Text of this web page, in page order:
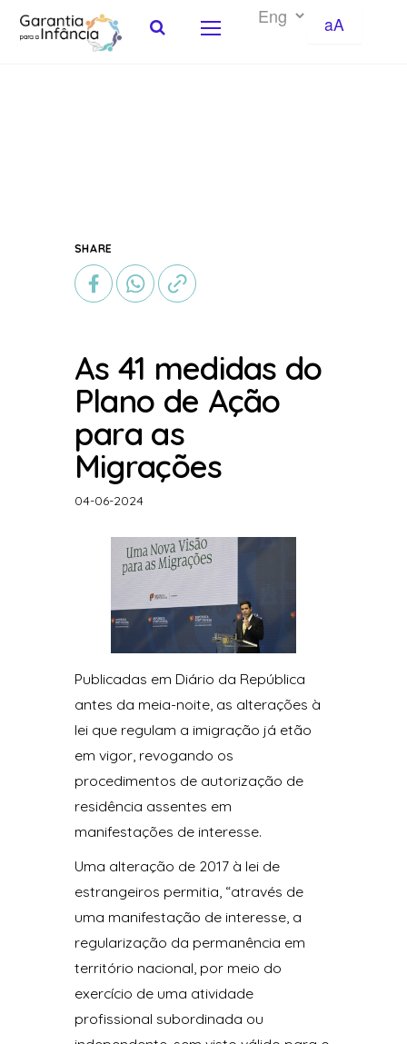
aA
SHARE
As 41 medidas do
Plano de Ação
para as
Migrações
04-06-2024
Publicadas em Diário da República
antes da meia-noite, as alterações à
lei que regulam a imigração já etão
em vigor, revogando os
procedimentos de autorização de
residência assentes em
manifestações de interesse.
Uma alteração de 2017 à lei de
estrangeiros permitia, “através de
uma manifestação de interesse, a
regularização da permanência em
território nacional, por meio do
exercício de uma atividade
profissional subordinada ou